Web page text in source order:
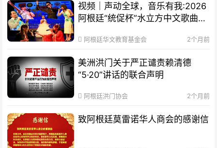
视频｜声动全球，音乐有我:2026
阿根廷“统促杯”水立方中文歌曲大
阿根廷华文教育基金会 2个月前
美洲洪门关于严正谴责赖清德
“5·20”讲话的联合声明
阿根廷洪门协会 2个月前
致阿根廷莫雷诺华人商会的感谢信